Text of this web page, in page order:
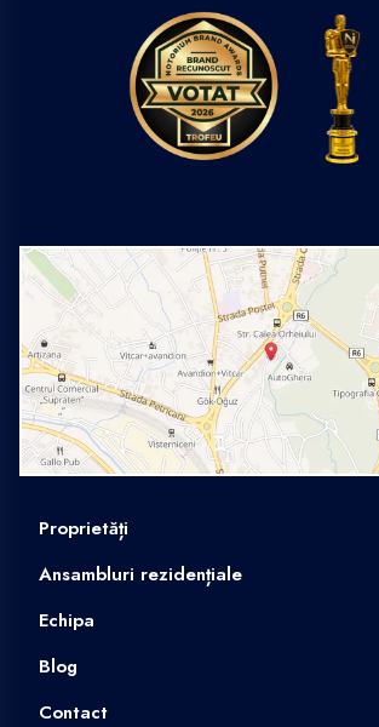
Proprietăți
Ansambluri rezidențiale
Echipa
Blog
Contact